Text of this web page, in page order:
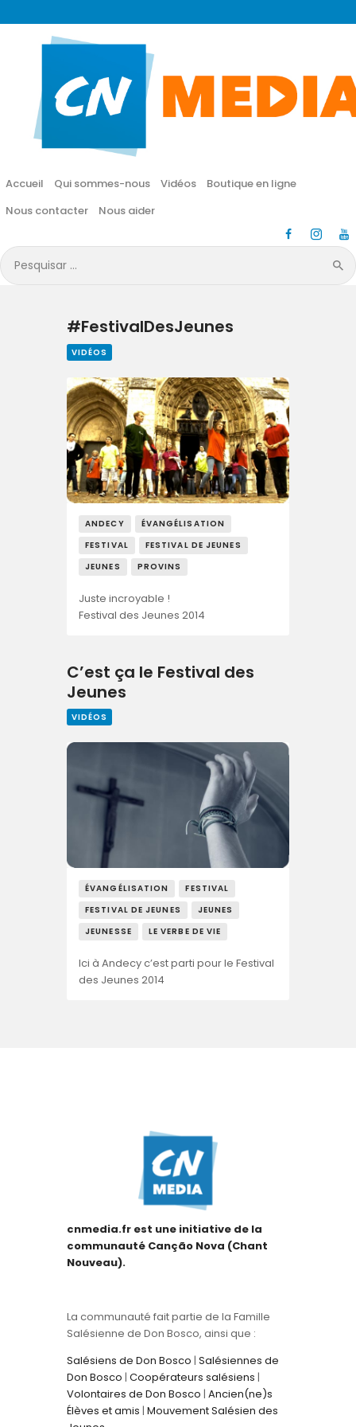
Accueil Qui sommes-nous Vidéos
Boutique en ligne
Nous contacter
Nous aider
Pesquisar
por:
CN MÉDIA
Une vie nouvelle en JESUS !
Accueil
Vidéos
Boutique en ligne
Nous aider
#FestivalDesJeunes
VIDÉOS
ANDECY
ÉVANGÉLISATION
FESTIVAL
FESTIVAL DE JEUNES
JEUNES
PROVINS
Juste incroyable !
Festival des Jeunes 2014
C’est ça le Festival des
Jeunes
VIDÉOS
ÉVANGÉLISATION
FESTIVAL
FESTIVAL DE JEUNES
JEUNES
JEUNESSE
LE VERBE DE VIE
Ici à Andecy c’est parti pour le Festival
des Jeunes 2014
cnmedia.fr est une initiative de la
communauté Canção Nova (Chant
Nouveau).
La communauté fait partie de la Famille
Salésienne de Don Bosco, ainsi que :
Salésiens de Don Bosco | Salésiennes de
Don Bosco | Coopérateurs salésiens |
Volontaires de Don Bosco | Ancien(ne)s
Élèves et amis | Mouvement Salésien des